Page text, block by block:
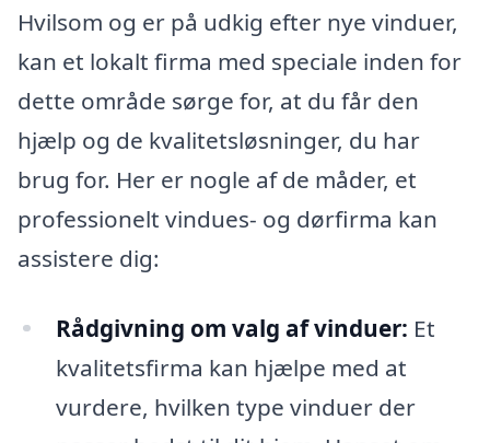
Hvilsom og er på udkig efter nye vinduer,
kan et lokalt firma med speciale inden for
dette område sørge for, at du får den
hjælp og de kvalitetsløsninger, du har
brug for. Her er nogle af de måder, et
professionelt vindues- og dørfirma kan
assistere dig:
Rådgivning om valg af vinduer: Et
kvalitetsfirma kan hjælpe med at
vurdere, hvilken type vinduer der